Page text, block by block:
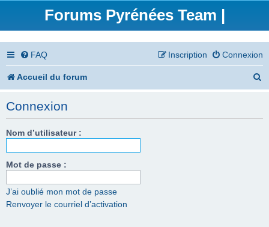
Forums Pyrénées Team |
FAQ Connexion
Inscription
Accueil du forum
Connexion
Nom d’utilisateur :
Mot de passe :
J’ai oublié mon mot de passe
Renvoyer le courriel d’activation